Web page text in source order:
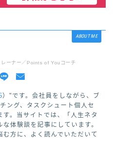
ABOUT ME
レーナー／Points of Youコーチ
）"です。会社員をしながら、ブ
ング、タスクシュート個人セ
。当サイトでは、「人生ネタ
体験談を記事にしています。
方に、よく読んでいただいて